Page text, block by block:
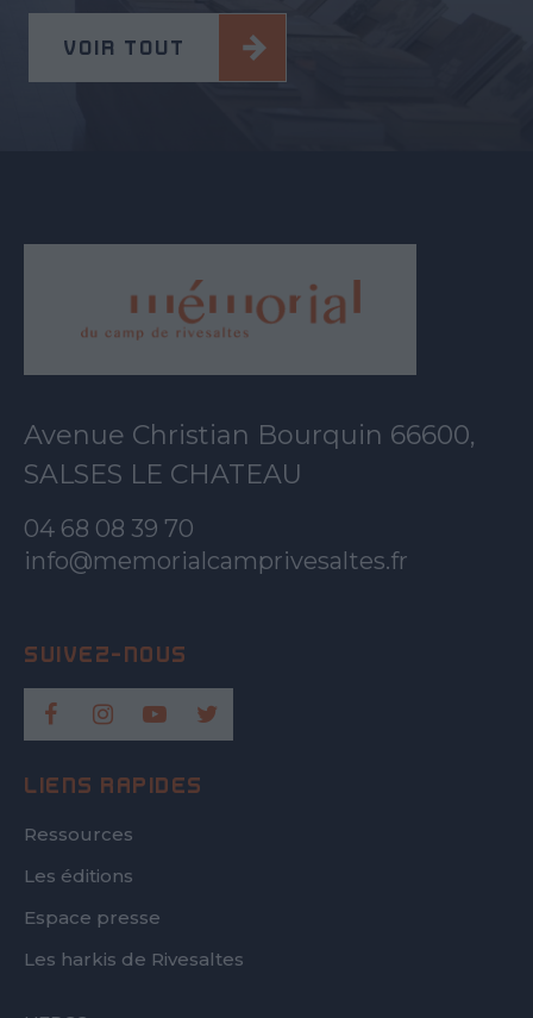
VOIR TOUT
Avenue Christian Bourquin 66600,
SALSES LE CHATEAU
04 68 08 39 70
info@memorialcamprivesaltes.fr
LIENS RAPIDES
Ressources
Les éditions
Espace presse
Les harkis de Rivesaltes